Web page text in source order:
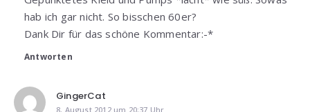
hab ich gar nicht. So bisschen 60er?
Dank Dir für das schöne Kommentar:-*
Antworten
GingerCat
8. August 2012 um 20:37 Uhr